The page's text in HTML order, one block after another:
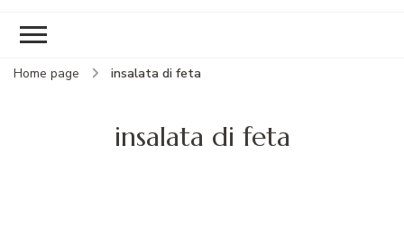
Home page insalata di feta
insalata di feta